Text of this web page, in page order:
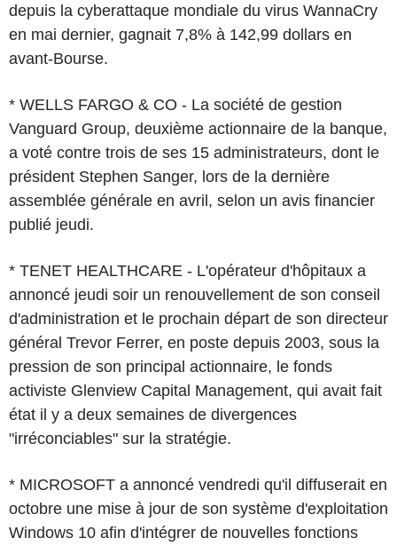
depuis la cyberattaque mondiale du virus WannaCry
en mai dernier, gagnait 7,8% à 142,99 dollars en
avant-Bourse.
* WELLS FARGO & CO - La société de gestion
Vanguard Group, deuxième actionnaire de la banque,
a voté contre trois de ses 15 administrateurs, dont le
président Stephen Sanger, lors de la dernière
assemblée générale en avril, selon un avis financier
publié jeudi.
* TENET HEALTHCARE - L'opérateur d'hôpitaux a
annoncé jeudi soir un renouvellement de son conseil
d'administration et le prochain départ de son directeur
général Trevor Ferrer, en poste depuis 2003, sous la
pression de son principal actionnaire, le fonds
activiste Glenview Capital Management, qui avait fait
état il y a deux semaines de divergences
"irréconciables" sur la stratégie.
* MICROSOFT a annoncé vendredi qu'il diffuserait en
octobre une mise à jour de son système d'exploitation
Windows 10 afin d'intégrer de nouvelles fonctions